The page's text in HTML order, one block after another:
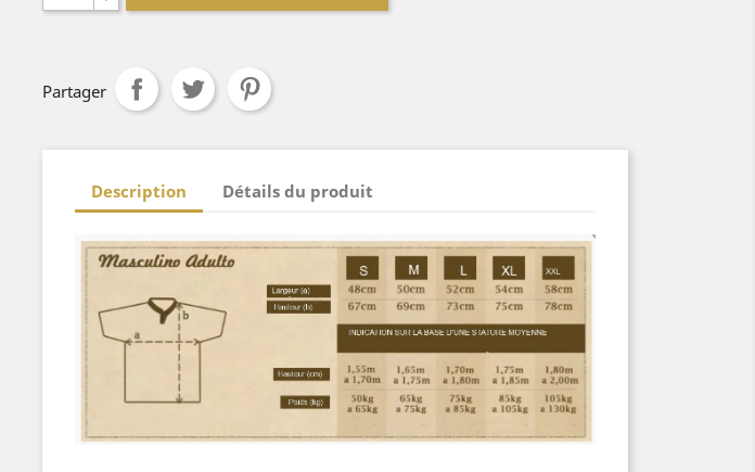
Partager
Description Détails du produit